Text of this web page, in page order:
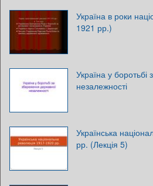
Україна в роки
1921 рр.)
Україна у
незалежності
Українська
рр. (Лекція 5)